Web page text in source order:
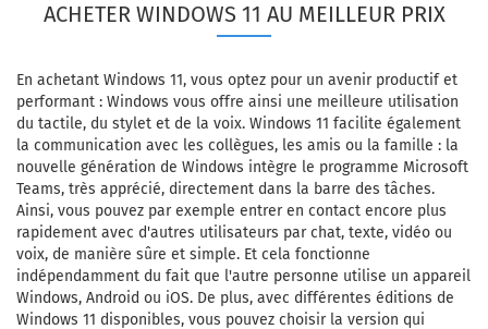
ACHETER WINDOWS 11 AU MEILLEUR PRIX
En achetant Windows 11, vous optez pour un avenir productif et
performant : Windows vous offre ainsi une meilleure utilisation
du tactile, du stylet et de la voix. Windows 11 facilite également
la communication avec les collègues, les amis ou la famille : la
nouvelle génération de Windows intègre le programme Microsoft
Teams, très apprécié, directement dans la barre des tâches.
Ainsi, vous pouvez par exemple entrer en contact encore plus
rapidement avec d'autres utilisateurs par chat, texte, vidéo ou
voix, de manière sûre et simple. Et cela fonctionne
indépendamment du fait que l'autre personne utilise un appareil
Windows, Android ou iOS. De plus, avec différentes éditions de
Windows 11 disponibles, vous pouvez choisir la version qui